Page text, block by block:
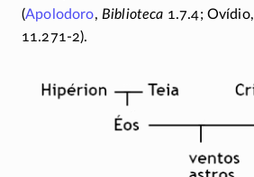
(Apolodoro, Biblioteca 1.7.4; Ovídio,
11.271-2).